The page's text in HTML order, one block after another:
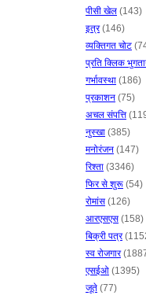
पीसी खेल (143)
इत्र(146)
व्यक्तिगत चोट
प्रति क्लिक
गर्भावस्था (186)
प्रकाशन (75)
अचल संपत्ति
नुस्खा (385)
मनोरंजन (147)
रिश्ता (3346)
फिर से शुरू (54)
रोमांस (126)
आरएसएस (158)
बिक्री पत्र
स्व रोजगार
एसईओ (1395)
जूते (77)